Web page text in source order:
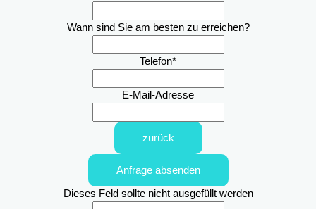
Wann sind Sie am besten zu erreichen?
Telefon*
E-Mail-Adresse
zurück
Anfrage absenden
Dieses Feld sollte nicht ausgefüllt werden